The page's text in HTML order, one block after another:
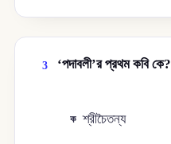
3 ‘পদাবলী’র প্রথম কবি কে?
ক শ্রীচৈতন্য